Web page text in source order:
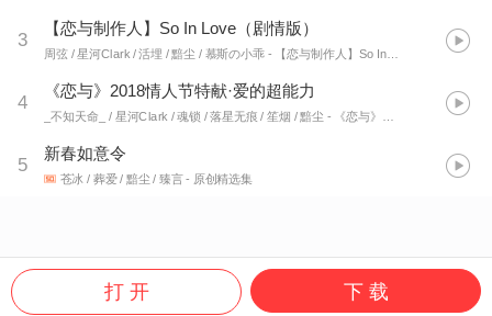
3
【恋与制作人】So In Love（剧情版）
周弦 / 星河Clark / 活埋 / 黯尘 / 慕斯の小乖 - 【恋与制作人】So In Love
4
《恋与》2018情人节特献·爱的超能力
_不知天命_ / 星河Clark / 魂锁 / 落星无痕 / 笙烟 / 黯尘 - 《恋与》2018情人节特献·爱的超能力
5
新春如意令
苍冰 / 葬爱 / 黯尘 / 臻言- 原创精选集
打 开 下 载